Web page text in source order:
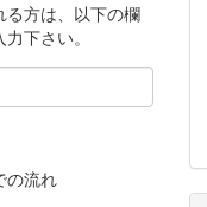
る方は、以下の欄
下さい。
の流れ